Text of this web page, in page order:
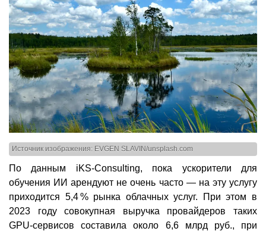
Источник изображения: EVGEN SLAVIN/unsplash.com
По данным iKS-Consulting, пока ускорители для
обучения ИИ арендуют не очень часто — на эту услугу
приходится 5,4 % рынка облачных услуг. При этом в
2023 году совокупная выручка провайдеров таких
GPU-сервисов составила около 6,6 млрд руб., при